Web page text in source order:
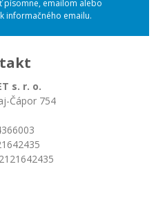
písomne, emailom alebo
informačného emailu.
s. r. o.
Čápor 754